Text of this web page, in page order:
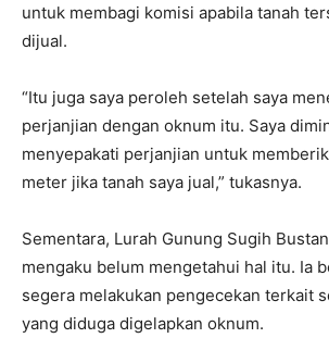
untuk membagi komisi apabila tanah
dijual.
“Itu juga saya peroleh setelah saya
perjanjian dengan oknum itu. Saya
menyepakati perjanjian untuk
meter jika tanah saya jual,” tukasnya.
Sementara, Lurah Gunung Sugih
mengaku belum mengetahui hal itu. Ia
segera melakukan pengecekan terkait
yang diduga digelapkan oknum.